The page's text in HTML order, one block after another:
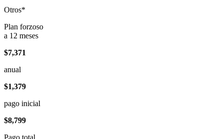
Otros*
Plan forzoso
a 12 meses
$7,371
anual
$1,379
pago inicial
$8,799
Pago total